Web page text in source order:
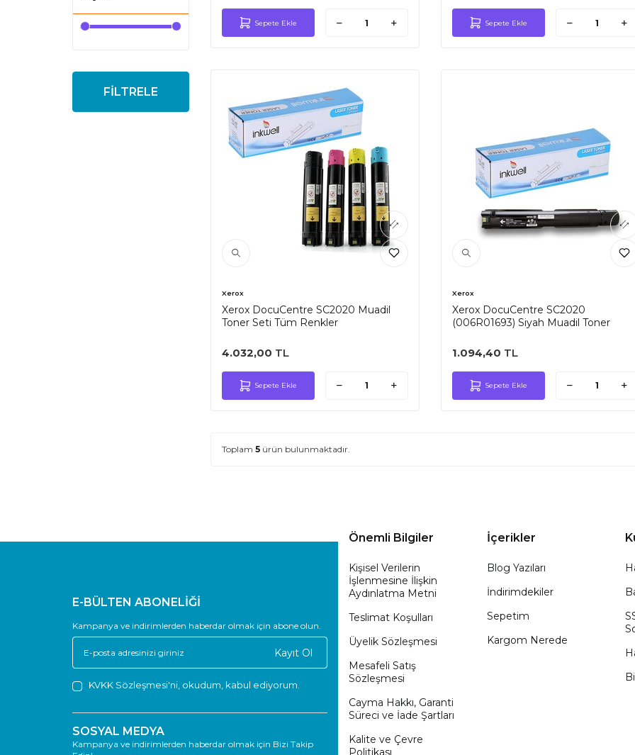
FİLTRELE
Sepete Ekle Sepete Ekle
Xerox
Xerox DocuCentre SC2020 Muadil
Toner Seti Tüm Renkler
4.032,00 TL
Sepete Ekle
Xerox
Xerox DocuCentre SC2020
(006R01693) Siyah Muadil Toner
1.094,40 TL
Sepete Ekle
Toplam 5 ürün bulunmaktadır.
E-BÜLTEN ABONELİĞİ
Kampanya ve indirimlerden haberdar olmak için abone olun.
Kayıt Ol
KVKK Sözleşmesi'ni, okudum, kabul ediyorum.
SOSYAL MEDYA
Kampanya ve indirimlerden haberdar olmak için Bizi Takip
Önemli Bilgiler
Kişisel Verilerin
İşlenmesine İlişkin
Aydınlatma Metni
Teslimat Koşulları
Üyelik Sözleşmesi
Mesafeli Satış
Sözleşmesi
Cayma Hakkı, Garanti
Süreci ve İade Şartları
Kalite ve Çevre
Politikası
İçerikler
Blog Yazıları
İndirimdekiler
Sepetim
Kargom Nerede